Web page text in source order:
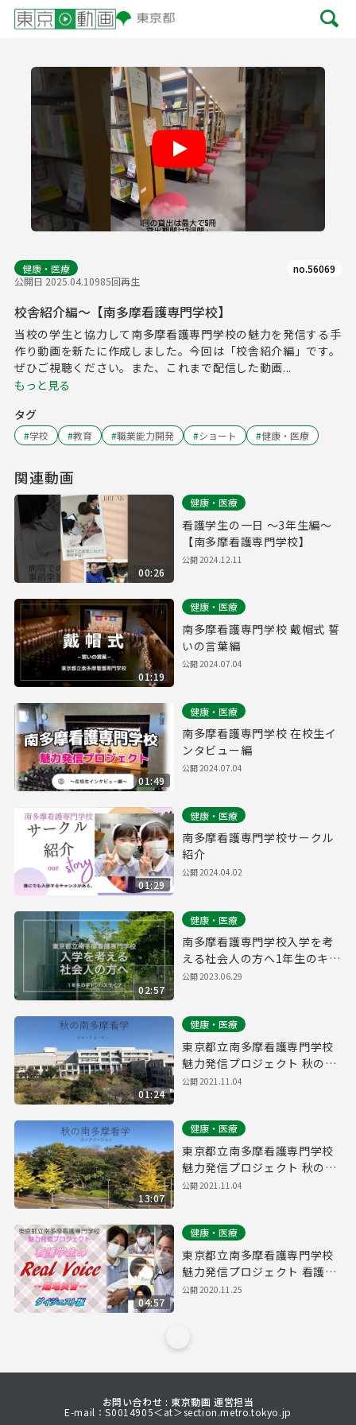
Play
健康・医療
公開日 2025.04.10985回再生
no.56069
校舎紹介編～【南多摩看護専門学校】
当校の学生と協力して南多摩看護専門学校の魅力を発信する手
作り動画を新たに作成しました。今回は「校舎紹介編」です。
ぜひご視聴ください。また、これまで配信した動画...
もっと見る
タグ
#学校 #教育 #職業能力開発 #ショート #健康・医療
関連動画
00:26
健康・医療
看護学生の一日 ～3年生編～
【南多摩看護専門学校】
公開2024.12.11
01:19
健康・医療
南多摩看護専門学校 戴帽式 誓
いの言葉編
公開2024.07.04
01:49
健康・医療
南多摩看護専門学校 在校生イ
ンタビュー編
公開2024.07.04
01:29
健康・医療
南多摩看護専門学校サークル
紹介
公開2024.04.02
02:57
健康・医療
南多摩看護専門学校入学を考
える社会人の方へ1年生のキャ
ンパスライフ
公開2023.06.29
01:24
健康・医療
東京都立南多摩看護専門学校
魅力発信プロジェクト 秋の南
多摩看学（ショートムービ
公開2021.11.04
13:07
健康・医療
東京都立南多摩看護専門学校
魅力発信プロジェクト 秋の南
多摩看学（ロングバージョ
公開2021.11.04
04:57
健康・医療
東京都立南多摩看護専門学校
魅力発信プロジェクト 看護学
生のReal Voice ～臨地実習～
公開2020.11.25
お問い合わせ : 東京動画 運営担当
E-mail：S0014905＜at＞section.metro.tokyo.jp